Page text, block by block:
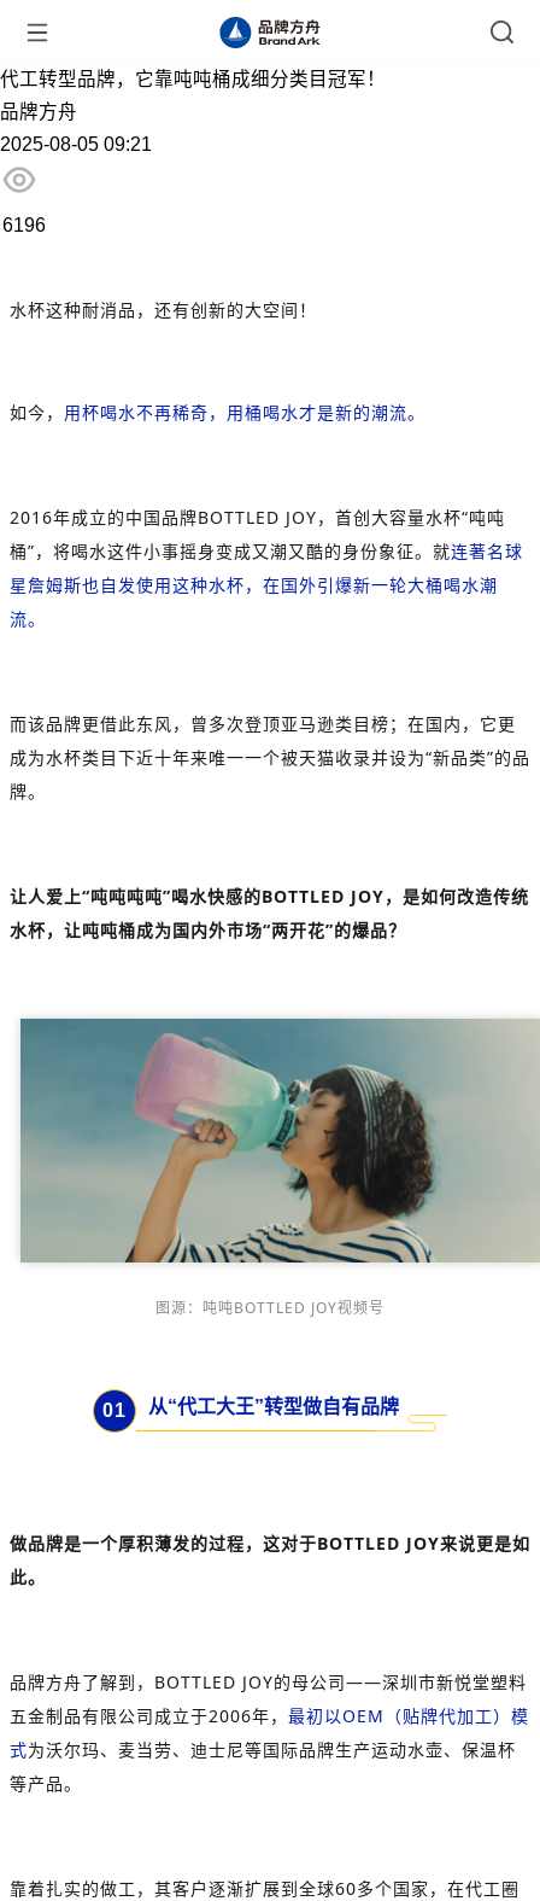
代工转型品牌，它靠吨吨桶成细分类目冠军！
品牌方舟
2025-08-05 09:21
6196
水杯这种耐消品，还有创新的大空间！
如今， 用杯喝水不再稀奇，用桶喝水才是新的潮流。
2016年成立的中国品牌BOTTLED JOY，首创大容量水杯“吨吨
桶”，将喝水这件小事摇身变成又潮又酷的身份象征。就连著名球
星詹姆斯也自发使用这种水杯，在国外引爆新一轮大桶喝水潮
流。
而该品牌更借此东风，曾多次登顶亚马逊类目榜；在国内，它更
成为水杯类目下近十年来唯一一个被天猫收录并设为“新品类”的品
牌。
让人爱上“吨吨吨吨”喝水快感的BOTTLED JOY，是如何改造传统
水杯，让吨吨桶成为国内外市场“两开花”的爆品？
图源：吨吨BOTTLED JOY视频号
01 从“代工大王”转型做自有品牌
做品牌是一个厚积薄发的过程，这对于BOTTLED JOY来说更是如
此。
品牌方舟了解到，BOTTLED JOY的母公司——深圳市新悦堂塑料
五金制品有限公司成立于2006年， 最初以OEM（贴牌代加工）模
式为沃尔玛、麦当劳、迪士尼等国际品牌生产运动水壶、保温杯
等产品。
靠着扎实的做工，其客户逐渐扩展到全球60多个国家，在代工圈